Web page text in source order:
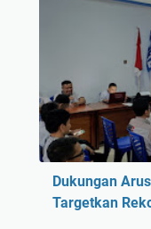
Dukungan
Targetkan